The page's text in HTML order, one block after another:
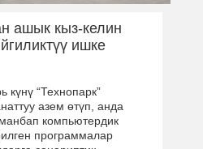
ашык кыз-келин
ишке
күнү “Технопарк”
азем өтүп, анда
компьютердик
программалар